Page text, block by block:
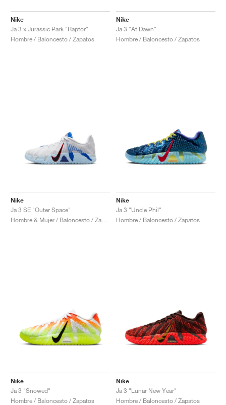
Nike
Ja 3 x Jurassic Park "Raptor"
Hombre / Baloncesto / Zapatos
Nike
Ja 3 "At Dawn"
Hombre / Baloncesto / Zapatos
Nike
Ja 3 SE "Outer Space"
Nike
Ja 3 "Uncle Phil"
Hombre / Baloncesto / Zapatos
Nike
Ja 3 "Snowed"
Hombre / Baloncesto / Zapatos
Nike
Ja 3 "Lunar New Year"
Hombre / Baloncesto / Zapatos